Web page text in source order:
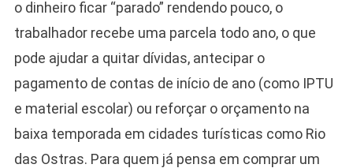
o dinheiro ficar “parado” rendendo pouco, o
trabalhador recebe uma parcela todo ano, o que
pode ajudar a quitar dívidas, antecipar o
pagamento de contas de início de ano (como IPTU
e material escolar) ou reforçar o orçamento na
baixa temporada em cidades turísticas como Rio
das Ostras. Para quem já pensa em comprar um